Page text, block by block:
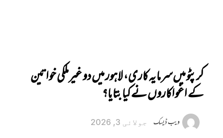
کرپٹو میں‌سرمایہ کاری، لاہور میں‌ دو غیرملکی خواتین
کے اغواکاروں نے کیا بتایا؟
ویب ڈیسک جولائی 3, 2026